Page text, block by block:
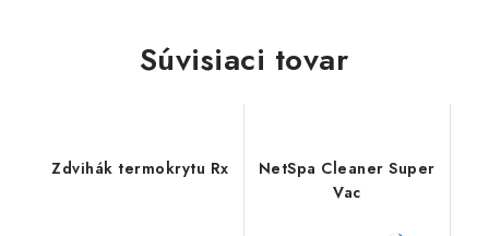
Súvisiaci tovar
Zdvihák termokrytu Rx
NetSpa Cleaner Super
Vac